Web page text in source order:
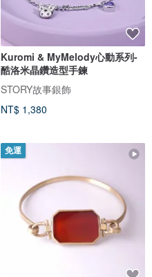
Kuromi & MyMelody心動系列-
酷洛米晶鑽造型手鍊
STORY故事銀飾
NT$ 1,380
免運